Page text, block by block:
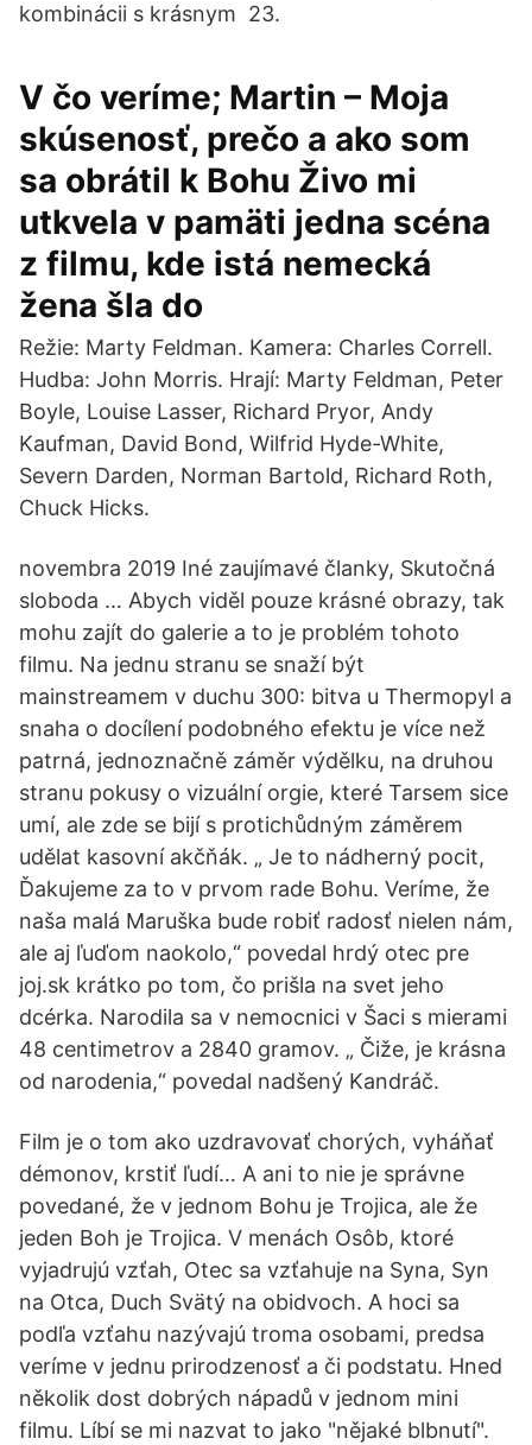
kombinácii s krásnym 23.
V čo veríme; Martin – Moja
skúsenosť, prečo a ako som
sa obrátil k Bohu Živo mi
utkvela v pamäti jedna scéna
z filmu, kde istá nemecká
žena šla do
Režie: Marty Feldman. Kamera: Charles Correll.
Hudba: John Morris. Hrají: Marty Feldman, Peter
Boyle, Louise Lasser, Richard Pryor, Andy
Kaufman, David Bond, Wilfrid Hyde-White,
Severn Darden, Norman Bartold, Richard Roth,
Chuck Hicks.
novembra 2019 Iné zaujímavé članky, Skutočná
sloboda … Abych viděl pouze krásné obrazy, tak
mohu zajít do galerie a to je problém tohoto
filmu. Na jednu stranu se snaží být
mainstreamem v duchu 300: bitva u Thermopyl a
snaha o docílení podobného efektu je více než
patrná, jednoznačně záměr výdělku, na druhou
stranu pokusy o vizuální orgie, které Tarsem sice
umí, ale zde se bijí s protichůdným záměrem
udělat kasovní akčňák. „ Je to nádherný pocit,
Ďakujeme za to v prvom rade Bohu. Veríme, že
naša malá Maruška bude robiť radosť nielen nám,
ale aj ľuďom naokolo,“ povedal hrdý otec pre
joj.sk krátko po tom, čo prišla na svet jeho
dcérka. Narodila sa v nemocnici v Šaci s mierami
48 centimetrov a 2840 gramov. „ Čiže, je krásna
od narodenia,“ povedal nadšený Kandráč.
Film je o tom ako uzdravovať chorých, vyháňať
démonov, krstiť ľudí… A ani to nie je správne
povedané, že v jednom Bohu je Trojica, ale že
jeden Boh je Trojica. V menách Osôb, ktoré
vyjadrujú vzťah, Otec sa vzťahuje na Syna, Syn
na Otca, Duch Svätý na obidvoch. A hoci sa
podľa vzťahu nazývajú troma osobami, predsa
veríme v jednu prirodzenosť a či podstatu. Hned
několik dost dobrých nápadů v jednom mini
filmu. Líbí se mi nazvat to jako "nějaké blbnutí".